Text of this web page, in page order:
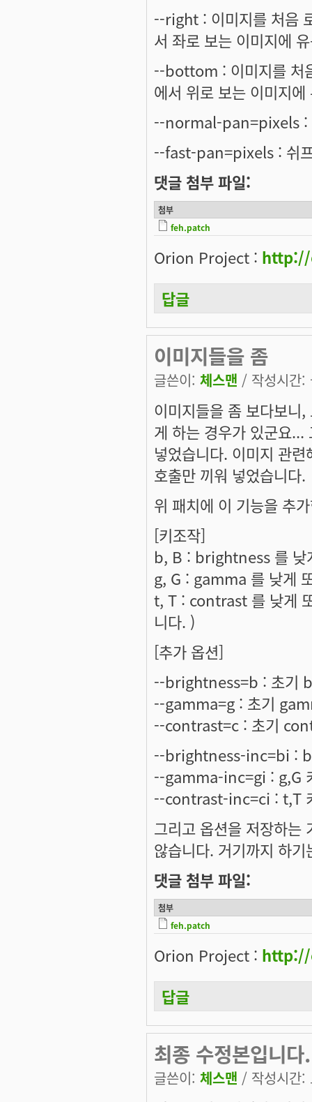
--right : 이미지를 처음
서 좌로 보는 이미지에
--bottom : 이미지를 처
에서 위로 보는 이미지에
--normal-pan=pixels :
--fast-pan=pixels : 쉬
댓글 첨부 파일:
첨부
feh.patch
Orion Project :
답글
이미지들을 좀
글쓴이: 체스맨 / 작성시간
이미지들을 좀 보다보니
게 하는 경우가 있군요
넣었습니다. 이미지 관
호출만 끼워 넣었습니다.
위 패치에 이 기능을 추
[키조작]
b, B : brightness 를 낮
g, G : gamma 를 낮게
t, T : contrast 를 낮게
니다. )
[추가 옵션]
--brightness=b : 초기
--gamma=g : 초기
--contrast=c : 초기
--brightness-inc=bi :
--gamma-inc=gi : g,G
--contrast-inc=ci : t,T
그리고 옵션을 저장하는
않습니다. 거기까지 하
댓글 첨부 파일:
첨부
feh.patch
Orion Project :
답글
최종 수정본입니다.
글쓴이: 체스맨 / 작성시간